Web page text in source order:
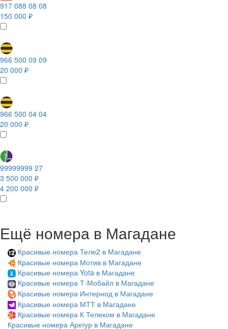
917 088 08 08
150 000 ₽
966 500 09 09
20 000 ₽
966 500 04 04
20 000 ₽
99999999 27
3 500 000 ₽
4 200 000 ₽
Ещё номера в Магадане
Красивые номера Теле2 в Магадане
Красивые номера Мотив в Магадане
Красивые номера Yota в Магадане
Красивые номера Т-Мобайл в Магадане
Красивые номера Интернод в Магадане
Красивые номера МТТ в Магадане
Красивые номера К Телеком в Магадане
Красивые номера Арктур в Магадане